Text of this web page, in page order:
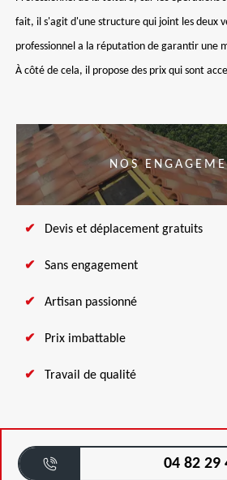
fait, il s'agit d'une structure qui joint les deux
professionnel a la réputation de garantir une
À côté de cela, il propose des prix qui sont
NOS
Devis et déplacement gratuits
Sans engagement
Artisan passionné
Prix imbattable
Travail de qualité
04 82 29